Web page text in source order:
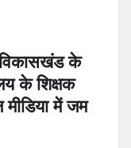
के
के शिक्षक
मीडिया में जम